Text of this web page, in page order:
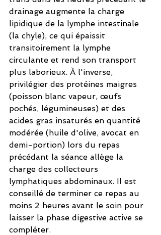
drainage augmente la charge
lipidique de la lymphe intestinale
(la chyle), ce qui épaissit
transitoirement la lymphe
circulante et rend son transport
plus laborieux. À l'inverse,
privilégier des protéines maigres
(poisson blanc vapeur, œufs
pochés, légumineuses) et des
acides gras insaturés en quantité
modérée (huile d'olive, avocat en
demi-portion) lors du repas
précédant la séance allège la
charge des collecteurs
lymphatiques abdominaux. Il est
conseillé de terminer ce repas au
moins 2 heures avant le soin pour
laisser la phase digestive active se
compléter.